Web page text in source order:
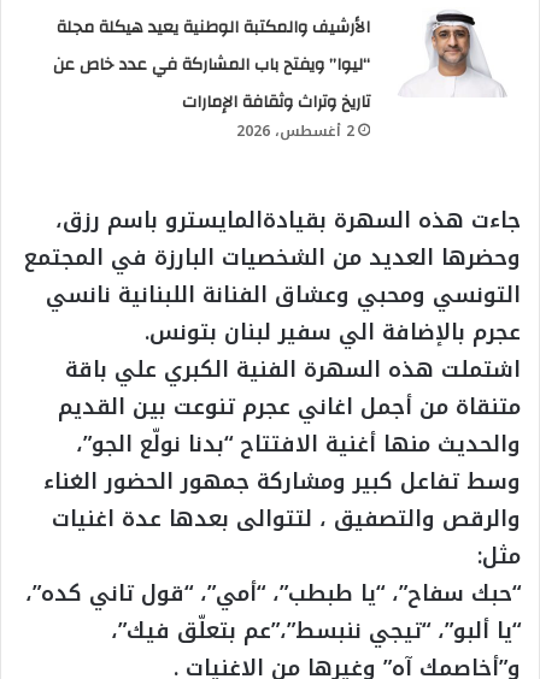
الأرشيف والمكتبة الوطنية يعيد هيكلة مجلة
“ليوا” ويفتح باب المشاركة في عدد خاص عن
تاريخ وتراث وثقافة الإمارات
2 أغسطس، 2026
جاءت هذه السهرة بقيادةالمايسترو باسم رزق،
وحضرها العديد من الشخصيات البارزة في المجتمع
التونسي ومحبي وعشاق الفنانة اللبنانية نانسي
عجرم بالإضافة الي سفير لبنان بتونس.
اشتملت هذه السهرة الفنية الكبري علي باقة
متنقاة من أجمل اغاني عجرم تنوعت بين القديم
والحديث منها أغنية الافتتاح “بدنا نولّع الجو”،
وسط تفاعل كبير ومشاركة جمهور الحضور الغناء
والرقص والتصفيق ، لتتوالى بعدها عدة اغنيات
مثل:
“حبك سفاح”، “يا طبطب”، “أمي”، “قول تاني كده”،
“يا ألبو”، “تيجي ننبسط”،”عم بتعلّق فيك”،
و”أخاصمك آه” وغيرها من الاغنيات .